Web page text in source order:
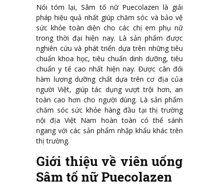
Nói tóm lại, Sâm tố nữ Puecolazen là giải
pháp hiệu quả nhất giúp chăm sóc và bảo vệ
sức khỏe toàn diện cho các chị em phụ nữ
trong thời đại hiện nay. Là sản phẩm được
nghiên cứu và phát triển dựa trên những tiêu
chuẩn khoa học, tiêu chuẩn dinh dưỡng, tiêu
chuẩn y tế cao nhất hiện nay. Được cân đối
hàm lượng dưỡng chất dựa trên cơ địa của
người Việt, giúp tác dụng vượt trội hơn, an
toàn cao hơn cho người dùng. Là sản phẩm
chăm sóc sức khỏe hàng đầu tại thị trường
nội địa Việt Nam hoàn toàn có thể sánh
ngang với các sản phẩm nhập khẩu khác trên
thị trường.
Giới thiệu về viên uống
Sâm tố nữ Puecolazen